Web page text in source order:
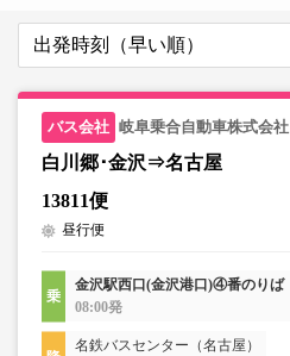
岐阜乗合自動車株式会社
白川郷･金沢⇒名古屋
13811便
昼行便
金沢駅西口(金沢港口)④番のりば
08:00発
名鉄バスセンター（名古屋）